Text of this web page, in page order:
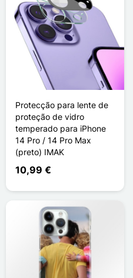
Protecção para lente de
proteção de vidro
temperado para iPhone
14 Pro / 14 Pro Max
(preto) IMAK
10,99 €